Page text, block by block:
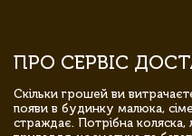
ПРО СЕРВІС
Скільки грошей ви
появи в будинку малюка,
страждає. Потрібна коляска,